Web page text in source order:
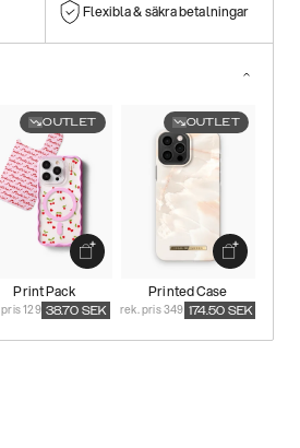
Flexibla & säkra betalningar
OUTLET
Print Pack
129 38.70 SEK
OUTLET
Printed Case
rek. pris 349 174.50 SEK